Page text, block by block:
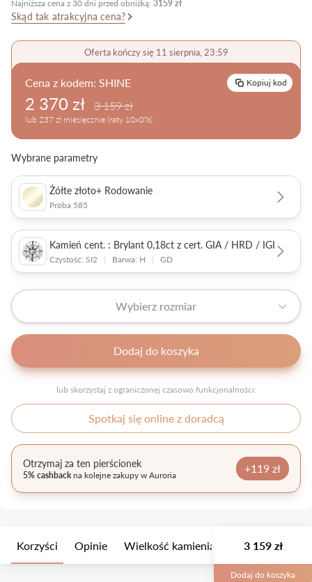
Pielęgnacja biżuterii
Najniższa cena z 30 dni przed obniżką: 3159 zł
Skąd tak atrakcyjna cena?
Oferta kończy się 11 sierpnia, 23:59
Cena z kodem: SHINE Kopiuj kod
2 370 zł 3 159 zł
lub 237 zł miesięcznie (raty 10x0%)
Wybrane parametry
Żółte złoto+ Rodowanie
Próba 585
Kamień cent. : Brylant 0,18ct z cert. GIA / HRD / IGI
Czystość: SI2 | Barwa: H | GD
Wybierz rozmiar
Dodaj do koszyka
lub skorzystaj z ograniczonej czasowo funkcjonalności:
Spotkaj się online z doradcą
Otrzymaj za ten pierścionek
5% cashbackna kolejne zakupy w Auroria +119 zł
Korzyści Opinie Wielkość kamienia Opis
3 159 zł
Dodaj do koszyka